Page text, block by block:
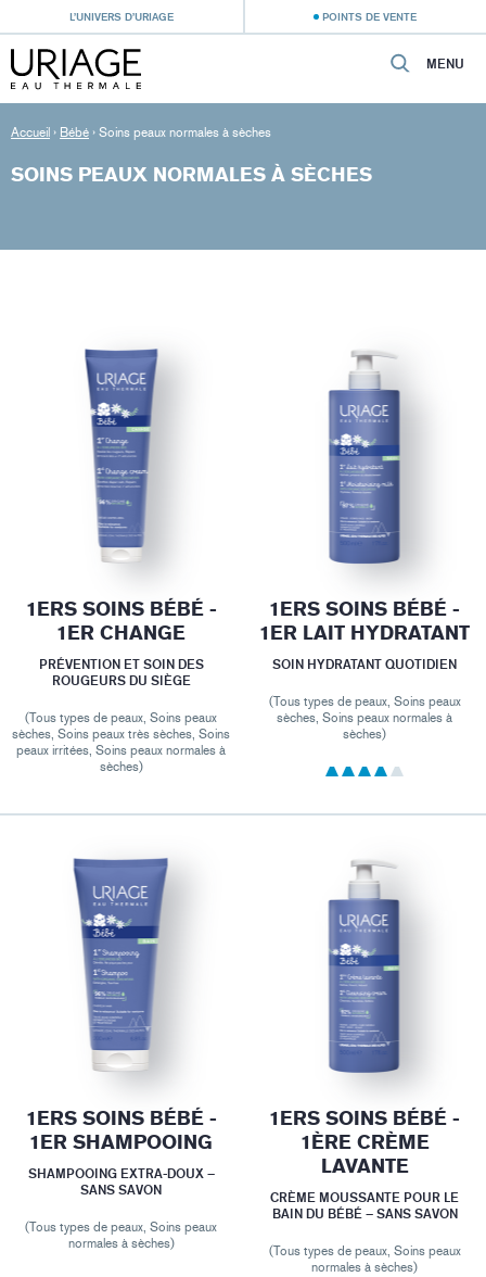
L’UNIVERS D’URIAGE POINTS DE VENTE
MENU
Accueil › Bébé › Soins peaux normales à sèches
SOINS PEAUX NORMALES À SÈCHES
1ERS SOINS BÉBÉ -
1ER CHANGE
PRÉVENTION ET SOIN DES
ROUGEURS DU SIÈGE
(Tous types de peaux, Soins peaux
sèches, Soins peaux très sèches, Soins
peaux irritées, Soins peaux normales à
sèches)
1ERS SOINS BÉBÉ -
1ER LAIT HYDRATANT
SOIN HYDRATANT QUOTIDIEN
(Tous types de peaux, Soins peaux
sèches, Soins peaux normales à
sèches)
1ERS SOINS BÉBÉ -
1ER SHAMPOOING
SHAMPOOING EXTRA-DOUX –
SANS SAVON
(Tous types de peaux, Soins peaux
normales à sèches)
1ERS SOINS BÉBÉ -
1ÈRE CRÈME
LAVANTE
CRÈME MOUSSANTE POUR LE
BAIN DU BÉBÉ – SANS SAVON
(Tous types de peaux, Soins peaux
normales à sèches)